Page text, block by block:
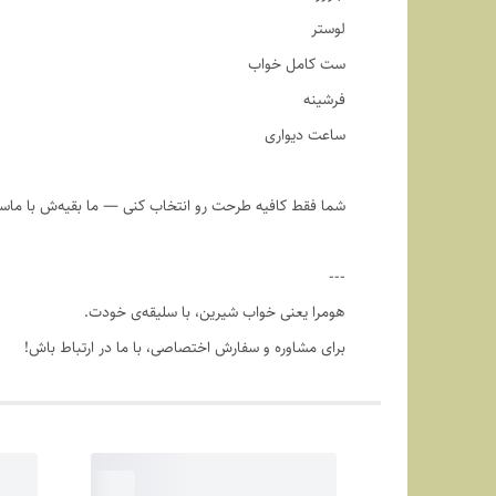
لوستر
ست کامل خواب
فرشینه
ساعت دیواری
شما فقط کافیه طرحت رو انتخاب کنی — ما بقیه‌ش با
---
هومرا یعنی خواب شیرین، با سلیقه‌ی خودت.
برای مشاوره و سفارش اختصاصی، با ما در ارتباط باش!